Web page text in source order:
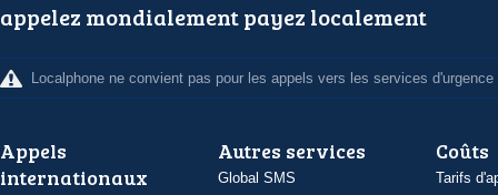
appelez mondialement payez localement
Localphone ne convient pas pour les appels vers les services d'urgence
Appels
internationaux
Autres services
Global SMS
Coûts
Tarifs